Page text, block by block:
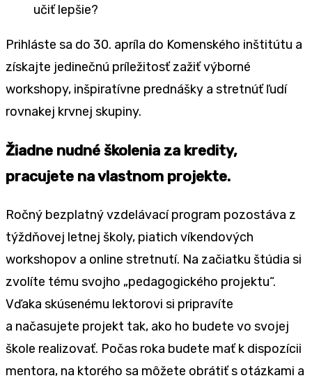
učiť lepšie?
Prihláste sa do 30. apríla do Komenského inštitútu a
získajte jedinečnú príležitosť zažiť výborné
workshopy, inšpiratívne prednášky a stretnúť ľudí
rovnakej krvnej skupiny.
Žiadne nudné školenia za kredity,
pracujete na vlastnom projekte.
Ročný bezplatný vzdelávací program pozostáva z
týždňovej letnej školy, piatich víkendových
workshopov a online stretnutí. Na začiatku štúdia si
zvolíte tému svojho „pedagogického projektu“.
Vďaka skúsenému lektorovi si pripravíte
a načasujete projekt tak, ako ho budete vo svojej
škole realizovať. Počas roka budete mať k dispozícii
mentora, na ktorého sa môžete obrátiť s otázkami a